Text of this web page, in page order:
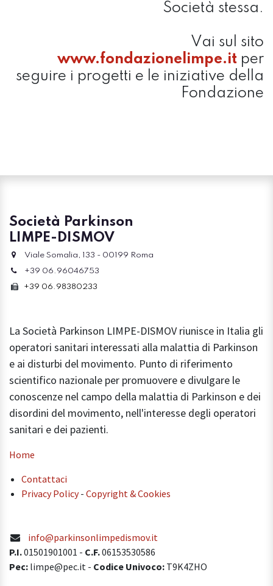
Società stessa.
Vai sul sito
www.fondazionelimpe.it per
seguire i progetti e le iniziative della
Fondazione
Società Parkinson
LIMPE-DISMOV
Viale Somalia, 133 - 00199 Roma
+39 06.96046753
+39 06.98380233
La Società Parkinson LIMPE-DISMOV riunisce in Italia gli
operatori sanitari interessati alla malattia di Parkinson
e ai disturbi del movimento. Punto di riferimento
scientifico nazionale per promuovere e divulgare le
conoscenze nel campo della malattia di Parkinson e dei
disordini del movimento, nell'interesse degli operatori
sanitari e dei pazienti.
Home
Contattaci
Privacy Policy- Copyright & Cookies
info@parkinsonlimpedismov.it
P.I.01501901001 - C.F.06153530586
Pec: limpe@pec.it - Codice Univoco: T9K4ZHO